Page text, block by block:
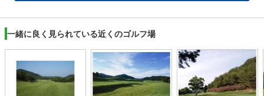
一緒に良く見られている近くのゴルフ場